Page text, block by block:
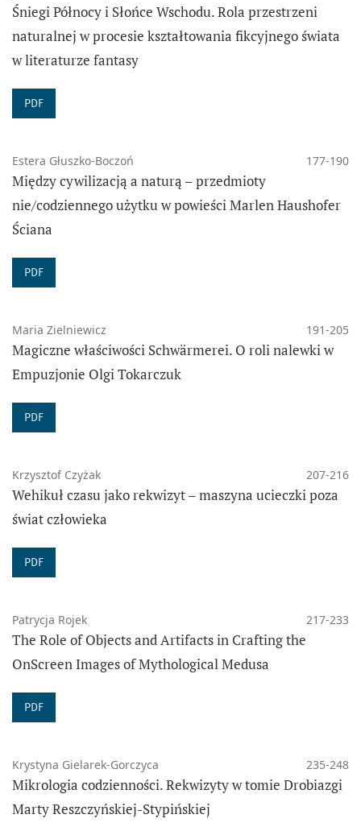
Śniegi Północy i Słońce Wschodu. Rola przestrzeni
naturalnej w procesie kształtowania fikcyjnego świata
w literaturze fantasy
PDF
Estera Głuszko-Boczoń 177-190
Między cywilizacją a naturą – przedmioty
nie/codziennego użytku w powieści Marlen Haushofer
Ściana
PDF
Maria Zielniewicz 191-205
Magiczne właściwości Schwärmerei. O roli nalewki w
Empuzjonie Olgi Tokarczuk
PDF
Krzysztof Czyżak 207-216
Wehikuł czasu jako rekwizyt – maszyna ucieczki poza
świat człowieka
PDF
Patrycja Rojek 217-233
The Role of Objects and Artifacts in Crafting the
OnScreen Images of Mythological Medusa
PDF
Krystyna Gielarek-Gorczyca 235-248
Mikrologia codzienności. Rekwizyty w tomie Drobiazgi
Marty Reszczyńskiej-Stypińskiej